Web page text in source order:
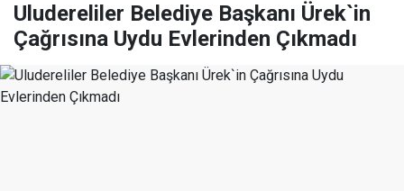
Uludereliler Belediye Başkanı Ürek`in
Çağrısına Uydu Evlerinden Çıkmadı